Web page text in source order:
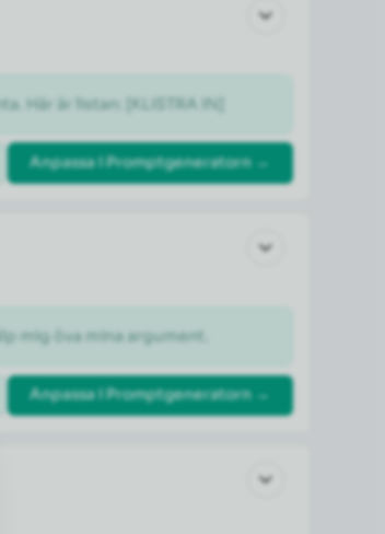
Här är listan: [KLISTRA IN]
Anpassa i Promptgeneratorn →
mig öva mina argument.
Anpassa i Promptgeneratorn →